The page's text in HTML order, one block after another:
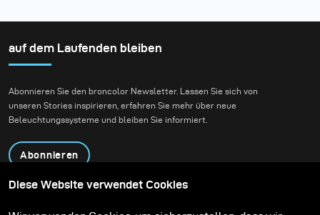
auf dem Laufenden bleiben
Abonnieren Sie den broncolor Newsletter. Lassen Sie sich von
unseren Stories inspirieren, erfahren Sie mehr über neue
Beleuchtungssysteme und bleiben Sie informiert.
Abonnieren
Diese Website verwendet Cookies